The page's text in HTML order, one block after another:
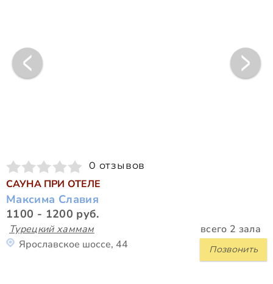
0 отзывов
САУНА ПРИ ОТЕЛЕ
Максима Славия
1100 - 1200 руб.
Турецкий хаммам всего 2 зала
Позвонить
Ярославское шоссе, 44